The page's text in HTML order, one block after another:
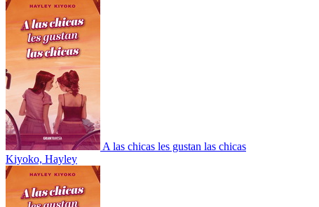
A las chicas les gustan las chicas
Kiyoko, Hayley